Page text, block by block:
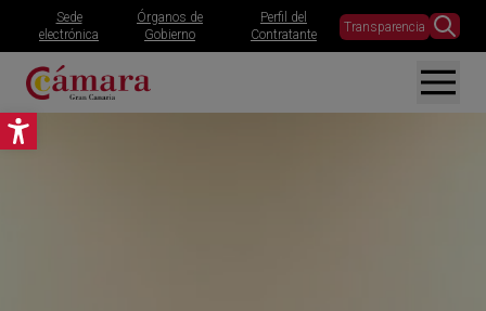
Abrir barra de herramientas
Sede
electrónica
Órganos de
Gobierno
Perfil del
Contratante
Transparencia